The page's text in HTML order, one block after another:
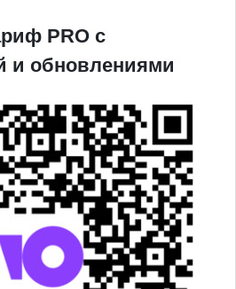
PRO c
и обновлениями